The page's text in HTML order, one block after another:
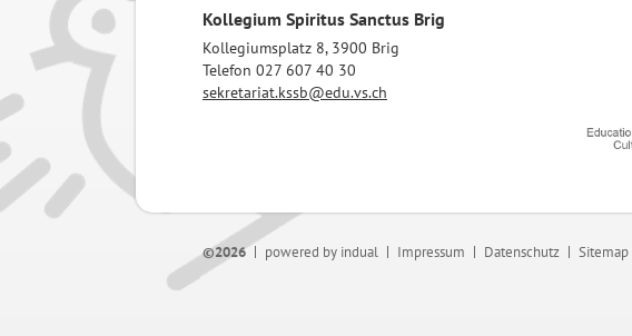
Kollegium Spiritus Sanctus Brig
Kollegiumsplatz 8, 3900 Brig
Telefon 027 607 40 30
sekretariat.kssb@edu.vs.ch
©2026 powered by indual Impressum Datenschutz Sitemap